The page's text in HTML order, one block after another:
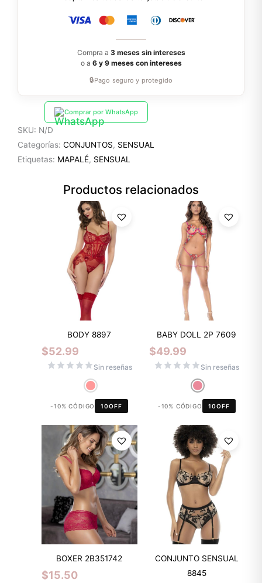
Compra a 3 meses sin intereses
o a 6 y 9 meses con intereses
🔒Pago seguro y protegido
Comprar por WhatsApp
SKU: N/D
Categorías: CONJUNTOS, SENSUAL
Etiquetas: MAPALÉ, SENSUAL
Productos relacionados
BODY 8897
$52.99
Sin reseñas
-10% CÓDIGO 10OFF
BABY DOLL 2P 7609
$49.99
Sin reseñas
-10% CÓDIGO 10OFF
BOXER 2B351742
$15.50
CONJUNTO SENSUAL
8845